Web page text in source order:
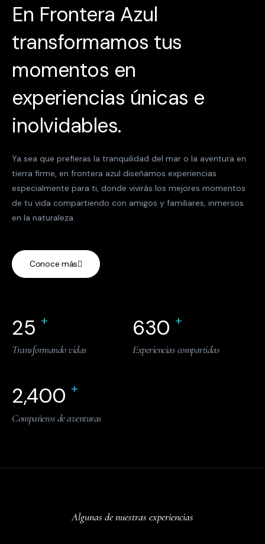
En Frontera Azul
transformamos tus
momentos en
experiencias únicas e
inolvidables.
Ya sea que prefieras la tranquilidad del mar o la aventura en
tierra firme, en frontera azul diseñamos experiencias
especialmente para ti, donde vivirás los mejores momentos
de tu vida compartiendo con amigos y familiares, inmersos
en la naturaleza.
Conoce más
25 +
Transformando vidas
630 +
Experiencias compartidas
2,400 +
Compañeros de aventuras
Algunas de nuestras experiencias